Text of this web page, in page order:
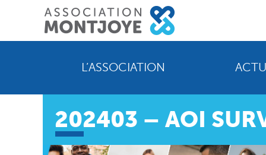
L’ASSOCIATION
202403 – AOI